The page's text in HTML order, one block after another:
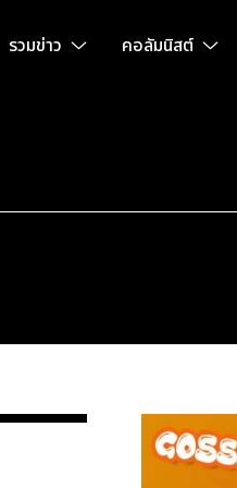
รวมข่าว คอลัมนิสต์